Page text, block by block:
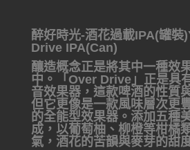
醉好時光-酒花過載IPA(罐裝
Drive IPA(Can)
釀造概念正是將其中一種效
中。「Over Drive」正是具
音效果器，這款啤酒的性質
但它更像是一款風味層次更
的全能型效果器。添加五種
成，以葡萄柚、柳橙等柑橘
氣，酒花的苦韻與麥芽的甜